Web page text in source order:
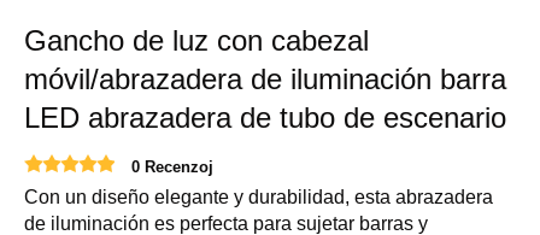
Gancho de luz con cabezal
móvil/abrazadera de iluminación barra
LED abrazadera de tubo de escenario
0 Recenzoj
Con un diseño elegante y durabilidad, esta abrazadera
de iluminación es perfecta para sujetar barras y